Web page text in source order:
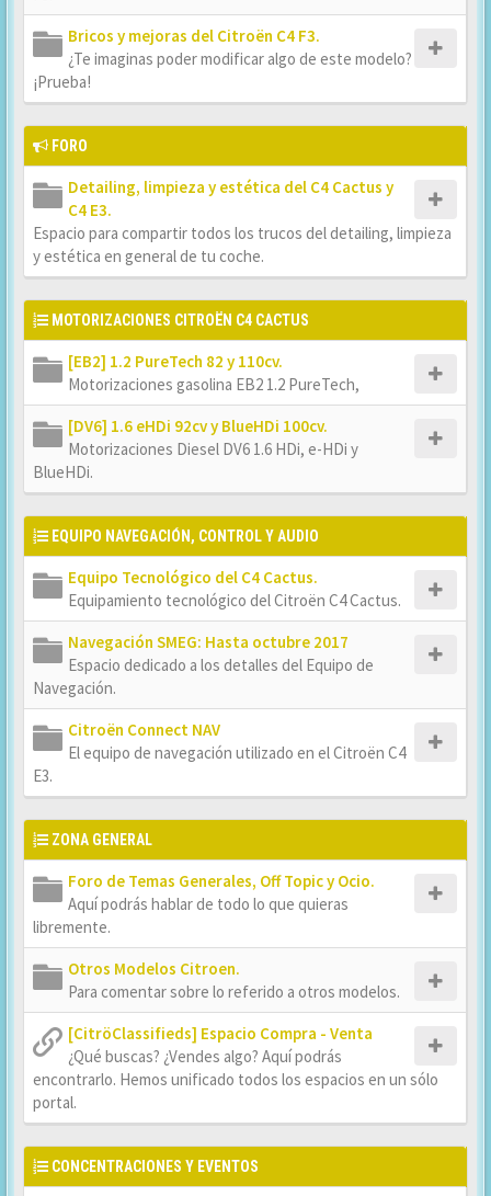
Bricos y mejoras del Citroën C4 F3.
¿Te imaginas poder modificar algo de este modelo?
¡Prueba!
FORO
Detailing, limpieza y estética del C4 Cactus y
C4 E3.
Espacio para compartir todos los trucos del detailing, limpieza
y estética en general de tu coche.
MOTORIZACIONES CITROËN C4 CACTUS
[EB2] 1.2 PureTech 82 y 110cv.
Motorizaciones gasolina EB2 1.2 PureTech,
[DV6] 1.6 eHDi 92cv y BlueHDi 100cv.
Motorizaciones Diesel DV6 1.6 HDi, e-HDi y
BlueHDi.
EQUIPO NAVEGACIÓN, CONTROL Y AUDIO
Equipo Tecnológico del C4 Cactus.
Equipamiento tecnológico del Citroën C4 Cactus.
Navegación SMEG: Hasta octubre 2017
Espacio dedicado a los detalles del Equipo de
Navegación.
Citroën Connect NAV
El equipo de navegación utilizado en el Citroën C4
E3.
ZONA GENERAL
Foro de Temas Generales, Off Topic y Ocio.
Aquí podrás hablar de todo lo que quieras
libremente.
Otros Modelos Citroen.
Para comentar sobre lo referido a otros modelos.
[CitröClassifieds] Espacio Compra - Venta
¿Qué buscas? ¿Vendes algo? Aquí podrás
encontrarlo. Hemos unificado todos los espacios en un sólo
portal.
CONCENTRACIONES Y EVENTOS